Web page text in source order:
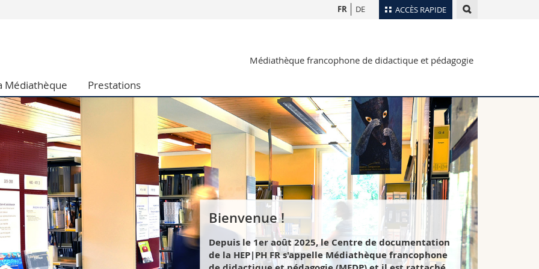
ACCÈS RAPIDE
et sociales et management
humaines
l'éducation et de la formation
médecine
Futurs étudiants
Chercheurs
Collaborateurs
Doctorants
Plan d'accès
Webmail
Programme des cours
MyUnifr
FR DE
Médiathèque francophone de didactique et pédagogie
Médiathèque Prestations
Bienvenue !
Depuis le 1er août 2025, le Centre de documentation
de la HEP|PH FR s'appelle Médiathèque francophone